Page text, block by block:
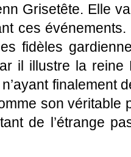
Grisetête. Elle
ces
fidèles
il illustre la
finalement
son véritable
de l’étrange